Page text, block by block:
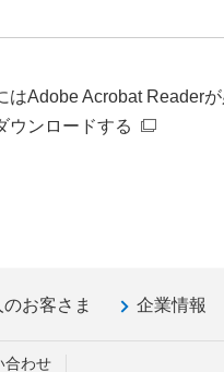
Adobe Acrobat Readerが
ウンロードする
お客さま 企業情報
合わせ